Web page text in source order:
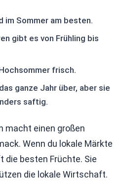
im Sommer am besten.
gibt es von Frühling bis
frisch.
ganze Jahr über, aber sie
saftig.
macht einen großen
Wenn du lokale Märkte
die besten Früchte. Sie
die lokale Wirtschaft.